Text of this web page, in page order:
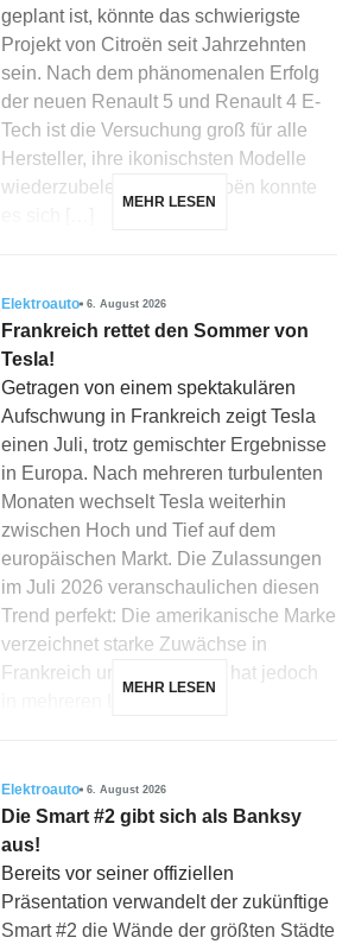
geplant ist, könnte das schwierigste
Projekt von Citroën seit Jahrzehnten
sein. Nach dem phänomenalen Erfolg
der neuen Renault 5 und Renault 4 E-
Tech ist die Versuchung groß für alle
Hersteller, ihre ikonischsten Modelle
wiederzubeleben, und Citroën konnte
MEHR LESEN
Elektroauto 6. August 2026
Frankreich rettet den Sommer von
Tesla!
Getragen von einem spektakulären
Aufschwung in Frankreich zeigt Tesla
einen Juli, trotz gemischter Ergebnisse
in Europa. Nach mehreren turbulenten
Monaten wechselt Tesla weiterhin
zwischen Hoch und Tief auf dem
europäischen Markt. Die Zulassungen
im Juli 2026 veranschaulichen diesen
Trend perfekt: Die amerikanische Marke
verzeichnet starke Zuwächse in
Frankreich und Dänemark, hat jedoch
MEHR LESEN
Elektroauto 6. August 2026
Die Smart #2 gibt sich als Banksy
aus!
Bereits vor seiner offiziellen
Präsentation verwandelt der zukünftige
Smart #2 die Wände der größten Städte